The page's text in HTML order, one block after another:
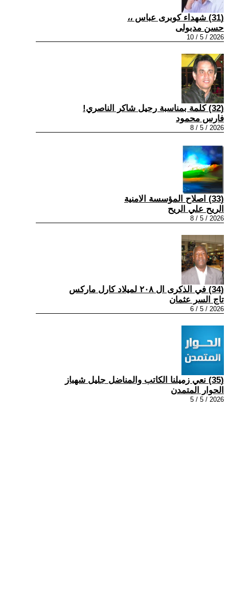
(31) شهداء كوبرى عباس ،،
حسن مدبولى
2026 / 5 / 10
(32) كلمة بمناسبة رحيل شاكر الناصري!
فارس محمود
2026 / 5 / 8
(33) اصلاح المؤسسة الامنية
الريح علي الريح
2026 / 5 / 8
(34) في الذكرى ال ٢٠٨ لميلاد كارل ماركس
تاج السر عثمان
2026 / 5 / 6
(35) نعي زميلنا الكاتب والمناضل جليل شهباز
الحوار المتمدن
2026 / 5 / 5